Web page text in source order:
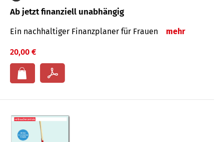
Ab jetzt finanziell unabhängig
Ein nachhaltiger Finanzplaner für Frauen mehr
20,00 €